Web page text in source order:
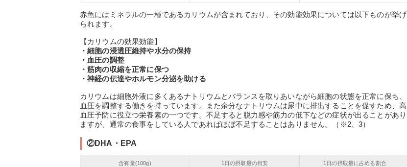
赤魚にはミネラルの一種であるカリウムが含まれており、その効能効果については以下ものが挙げ
られます。
【カリウムの効果効能】
・細胞の浸透圧維持や水分の保持
・血圧の調整
・筋肉の収縮を正常に保つ
・神経の伝達やホルモン分泌を助ける
カリウムは細胞外液に多くあるナトリウムとバランスを取りあいながら細胞の状態を正常に保ち、
血圧を調整する働きを持っています。また余分なナトリウムは尿中に排出することを促すため、高
血圧予防に役立つ栄養素の一つです。不足すると脱力感や筋力の低下などの症状が出ることがあり
ますが、通常の食事をしている人であればほぼ不足することはありません。（※2、3）
②DHA・EPA
含有量(100g) 1日の摂取量の目安 1日の摂取量に占める割合